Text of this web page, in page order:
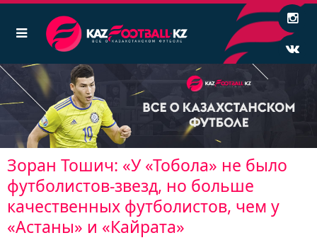
Зоран Тошич: «У «Тобола» не было
футболистов-звезд, но больше
качественных футболистов, чем у
«Астаны» и «Кайрата»